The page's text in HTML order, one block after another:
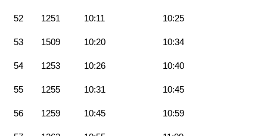
52 1251 10:11 10:25
53 1509 10:20 10:34
54 1253 10:26 10:40
55 1255 10:31 10:45
56 1259 10:45 10:59